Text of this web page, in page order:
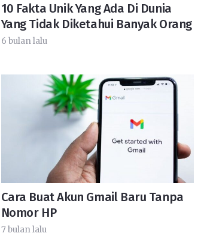
10 Fakta Unik Yang Ada Di Dunia
Yang Tidak Diketahui Banyak Orang
6 bulan lalu
Cara Buat Akun Gmail Baru Tanpa
Nomor HP
7 bulan lalu